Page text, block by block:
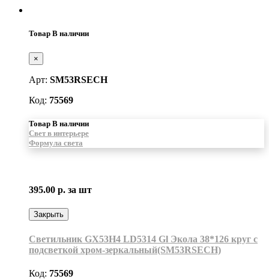
Товар В наличии
×
Арт: SM53RSECH
Код: 75569
Товар В наличии
Свет в интерьере
Формула света
395.00 р. за шт
Закрыть
Светильник GX53H4 LD5314 Gl Экола 38*126 круг с
подсветкой хром-зеркальный(SM53RSECH)
Код: 75569